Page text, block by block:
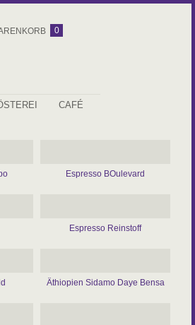
0
CAFÉ
Espresso BOulevard
Espresso Reinstoff
Äthiopien Sidamo Daye Bensa